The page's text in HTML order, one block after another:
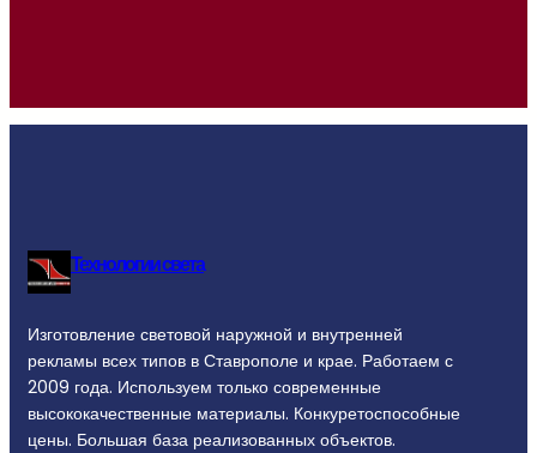
Технологии света
Изготовление световой наружной и внутренней
рекламы всех типов в Ставрополе и крае. Работаем с
2009 года. Используем только современные
высококачественные материалы. Конкуретоспособные
цены. Большая база реализованных объектов.